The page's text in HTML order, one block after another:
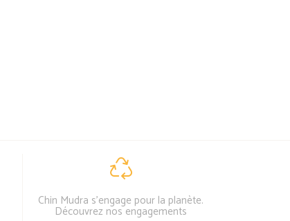
Chin Mudra s'engage pour la planète.
Découvrez nos engagements